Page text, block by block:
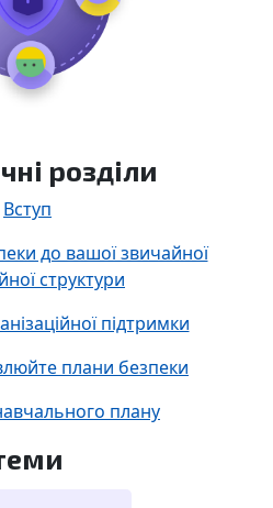
розділи
Вступ
до вашої звичайної
структури
підтримки
плани безпеки
плану